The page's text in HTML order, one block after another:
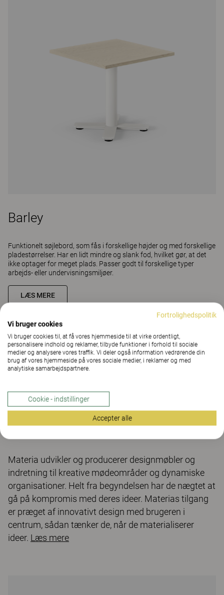
Barley
Funktionelt søjlebord, som fås i forskellige højder og med forskellige
pladestørrelser. Har en lidt mindre og slank fod, hvilket gør, at det
ikke optager for meget plads. Passer godt til forskellige typer
arbejds- eller undervisningsmiljøer.
LÆS MERE
Materia udvikler og producerer designmøbler og
indretning til kreative mødeområder og dynamiske
organisationer. Helt fra begyndelsen har de nægtet at
gå på kompromis med deres ideer. Materias tilgang
er præget af innovativt design med brugeren i
centrum, sådan tænker de, når de materialiserer
ideer. Læs mere
Fortrolighedspolitik
Vi bruger cookies
Vi bruger cookies til, at få vores hjemmeside til at virke ordentligt,
personalisere indhold og reklamer, tilbyde funktioner i forhold til sociale
medier og analysere vores traffik. Vi deler også information vedrørende din
brug af vores hjemmeside på vores sociale medier, i reklamer og med
analytiske samarbejdspartnere.
Cookie - indstillinger
Accepter alle